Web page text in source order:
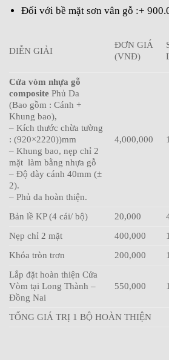
Đối với bề mặt sơn vân gỗ :+
DIỄN GIẢI
ĐƠN GIÁ
(VNĐ)
Cửa vòm nhựa gỗ
composite Phủ Da
(Bao gồm : Cánh +
Khung bao),
– Kích thước chừa tường
: (920×2220))mm
– Khung bao, nẹp chỉ 2
mặt làm bằng nhựa gỗ
– Độ dày cánh 40mm (±
2).
– Phủ da hoàn thiện.
4,000,000
Bản lề KP (4 cái/ bộ) 20,000
Nẹp chỉ 2 mặt
400,000
Khóa tròn trơn
200,000
Lắp đặt hoàn thiện Cửa
Vòm tại Long Thành –
Đồng Nai
550,000
TỔNG GIÁ TRỊ 1 BỘ HOÀN THIỆN